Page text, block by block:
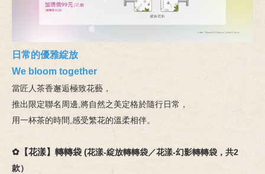
日常的優雅綻放
We bloom together
當匠人茶香邂逅極致花藝，
推出限定聯名周邊,將自然之美定格於隨行日常，
用一杯茶的時間,感受繁花的溫柔相伴。
✿【花漾】轉轉袋 (花漾-綻放轉轉袋／花漾-幻影轉轉袋，共2
款）